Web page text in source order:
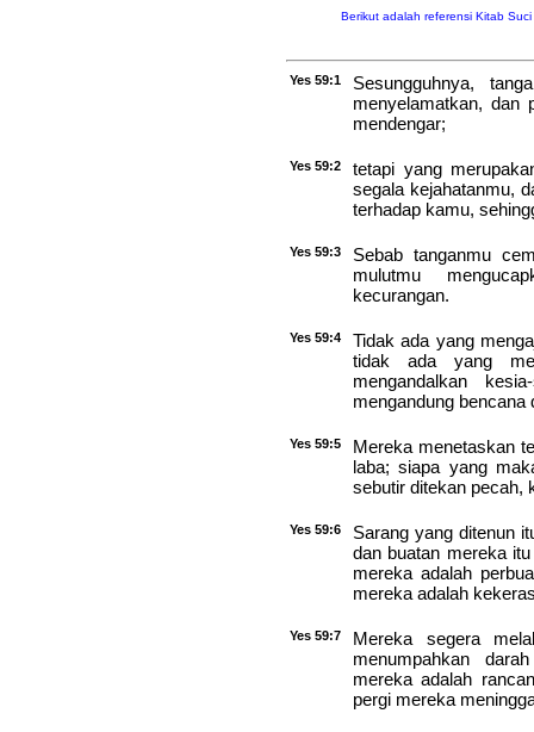
Berikut adalah referensi Kitab
Yes 59:1
Sesungguhnya,
menyelamatkan, dan
mendengar;
Yes 59:2
tetapi yang
segala kejahatanmu,
terhadap kamu,
Yes 59:3
Sebab tanganmu
mulutmu
kecurangan.
Yes 59:4
Tidak ada yang
tidak ada yang
mengandalkan
mengandung bencana
Yes 59:5
Mereka menetaskan
laba; siapa yang
sebutir ditekan pecah,
Yes 59:6
Sarang yang ditenun
dan buatan mereka
mereka adalah
mereka adalah
Yes 59:7
Mereka segera
menumpahkan
mereka adalah
pergi mereka